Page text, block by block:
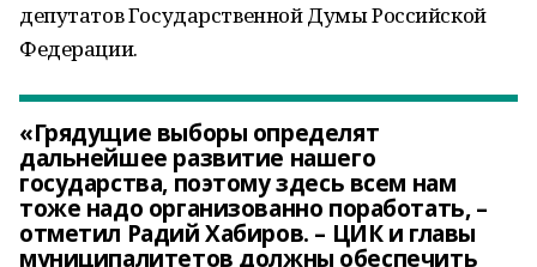
депутатов Государственной Думы Российской
Федерации.
«Грядущие выборы определят
дальнейшее развитие нашего
государства, поэтому здесь всем нам
тоже надо организованно поработать, –
отметил Радий Хабиров. – ЦИК и главы
муниципалитетов должны обеспечить